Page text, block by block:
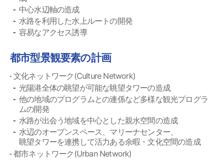
中心水辺軸の造成
水路を利用した水上ルートの開発
容易なアクセス誘導
都市型景観要素の計画
文化ネットワーク(Culture Network)
光陽港全体の眺望が可能な眺望タワーの造成
他の地域のプログラムとの連係など多様な観光プログラ
ムの開発
水路が出会う地域を中心とした親水空間の造成
水辺のオープンスペース、マリーナセンター、
眺望タワーを連携して活力ある余暇・文化空間の造成
都市ネットワーク(Urban Network)